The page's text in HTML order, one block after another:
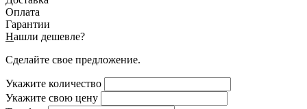
Оплата
Гарантии
Нашли дешевле?
Сделайте свое предложение.
Укажите количество
Укажите свою цену